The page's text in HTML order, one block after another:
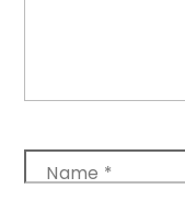
Name *